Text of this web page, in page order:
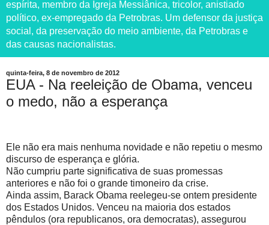
espírita, membro da Igreja Messiânica, tricolor, anistiado
político, ex-empregado da Petrobras. Um defensor da justiça
social, da preservação do meio ambiente, da Petrobras e
das causas nacionalistas.
quinta-feira, 8 de novembro de 2012
EUA - Na reeleição de Obama, venceu
o medo, não a esperança
E le não era mais nenhuma novidade e não repetiu o mesmo
discurso de esperança e glória.
Não cumpriu parte significativa de suas promessas
anteriores e não foi o grande timoneiro da crise.
Ainda assim, Barack Obama reelegeu-se ontem presidente
dos Estados Unidos. Venceu na maioria dos estados
pêndulos (ora republicanos, ora democratas), assegurou